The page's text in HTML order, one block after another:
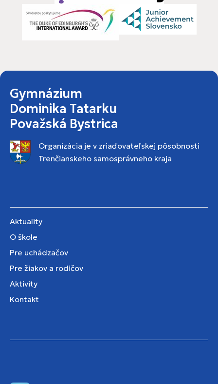
Gymnázium
Dominika Tatarku
Považská Bystrica
Organizácia je v zriaďovateľskej pôsobnosti
Trenčianskeho samosprávneho kraja
Aktuality
O škole
Pre uchádzačov
Pre žiakov a rodičov
Aktivity
Kontakt